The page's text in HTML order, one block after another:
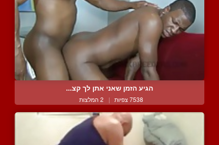
הגיע הזמן שאני אתן לך קצ...
7538 צפיות | 2 המלצות